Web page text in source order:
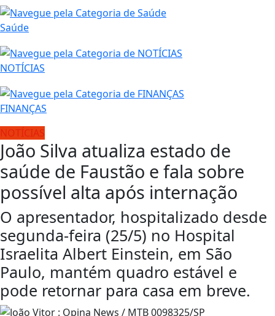
Saúde
NOTÍCIAS
FINANÇAS
NOTÍCIAS
João Silva atualiza estado de
saúde de Faustão e fala sobre
possível alta após internação
O apresentador, hospitalizado desde
segunda-feira (25/5) no Hospital
Israelita Albert Einstein, em São
Paulo, mantém quadro estável e
pode retornar para casa em breve.